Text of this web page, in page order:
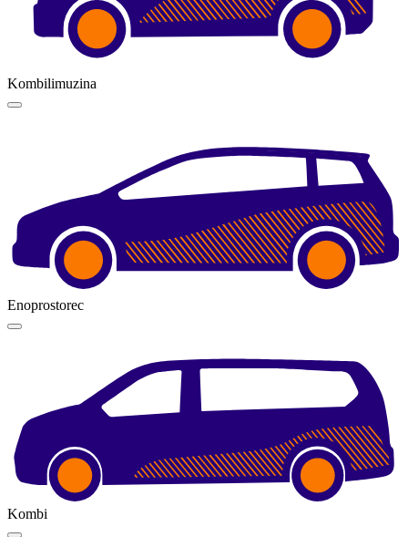
Kombilimuzina
Enoprostorec
Kombi